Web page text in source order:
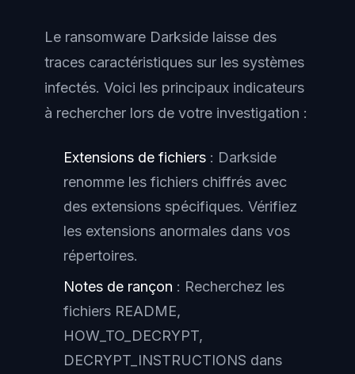
Le ransomware Darkside laisse des
traces caractéristiques sur les systèmes
infectés. Voici les principaux indicateurs
à rechercher lors de votre investigation :
Extensions de fichiers : Darkside
renomme les fichiers chiffrés avec
des extensions spécifiques. Vérifiez
les extensions anormales dans vos
répertoires.
Notes de rançon : Recherchez les
fichiers README,
HOW_TO_DECRYPT,
DECRYPT_INSTRUCTIONS dans